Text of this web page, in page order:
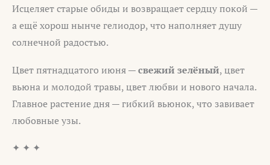
Исцеляет старые обиды и возвращает сердцу покой —
а ещё хорош нынче гелиодор, что наполняет душу
солнечной радостью.
Цвет пятнадцатого июня —свежий зелёный, цвет
вьюна и молодой травы, цвет любви и нового начала.
Главное растение дня — гибкий вьюнок, что завивает
любовные узы.
✦ ✦ ✦